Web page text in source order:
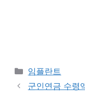
카
테
임플란트
군인연금 수령